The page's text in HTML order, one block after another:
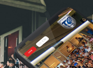
Actualités, nouveautés,